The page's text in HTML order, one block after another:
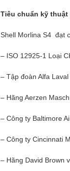
Tiêu chuẩn kỹ thuật
Shell Morlina S4 đạt
– ISO 12925-1 Loại
– Tập đoàn Alfa
– Hãng Aerzen
– Công ty Baltimore
– Công ty Cincinnati
– Hãng David Brown